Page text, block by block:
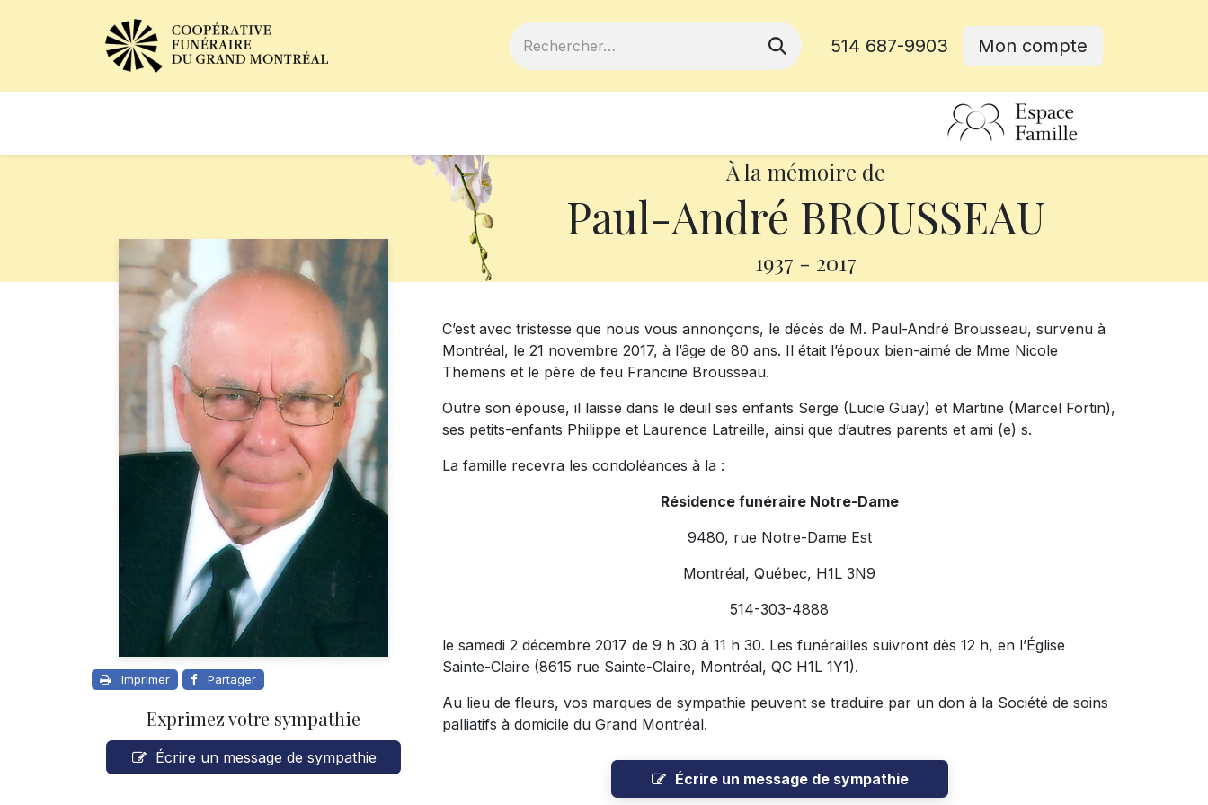
514 687-9903 Mon compte
À la mémoire de
Paul-André BROUSSEAU
1937 - 2017
Imprimer Partager
Exprimez votre sympathie
Écrire un message de sympathie
C’est avec tristesse que nous vous annonçons, le décès de M. Paul-André Brousseau, survenu à
Montréal, le 21 novembre 2017, à l’âge de 80 ans. Il était l’époux bien-aimé de Mme Nicole
Themens et le père de feu Francine Brousseau.
Outre son épouse, il laisse dans le deuil ses enfants Serge (Lucie Guay) et Martine (Marcel Fortin),
ses petits-enfants Philippe et Laurence Latreille, ainsi que d’autres parents et ami (e) s.
La famille recevra les condoléances à la :
Résidence funéraire Notre-Dame
9480, rue Notre-Dame Est
Montréal, Québec, H1L 3N9
514-303-4888
le samedi 2 décembre 2017 de 9 h 30 à 11 h 30. Les funérailles suivront dès 12 h, en l’Église
Sainte-Claire (8615 rue Sainte-Claire, Montréal, QC H1L 1Y1).
Au lieu de fleurs, vos marques de sympathie peuvent se traduire par un don à la Société de soins
palliatifs à domicile du Grand Montréal.
Écrire un message de sympathie